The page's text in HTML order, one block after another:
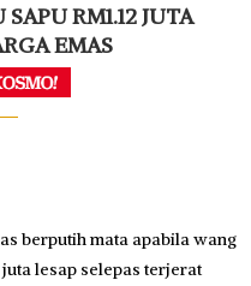
SAPU RM1.12 JUTA
EMAS
berputih mata apabila wang
lesap selepas terjerat